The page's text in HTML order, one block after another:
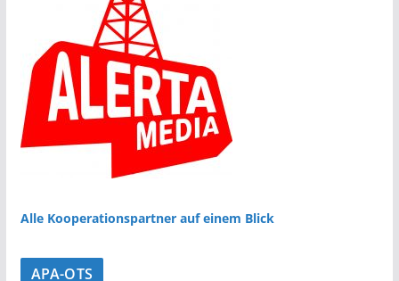
Alle Kooperationspartner auf einem Blick
APA-OTS